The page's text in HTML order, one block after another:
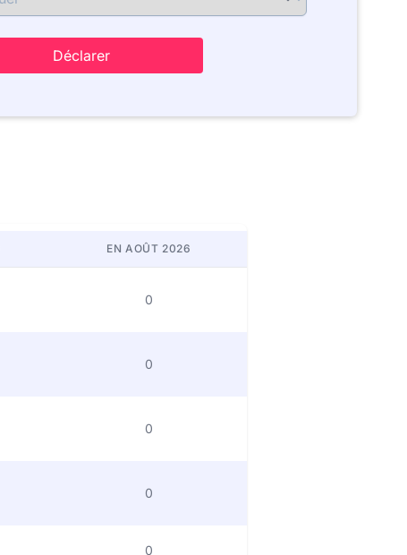
Déclarer
EN AOÛT 2026
0
0
0
0
0